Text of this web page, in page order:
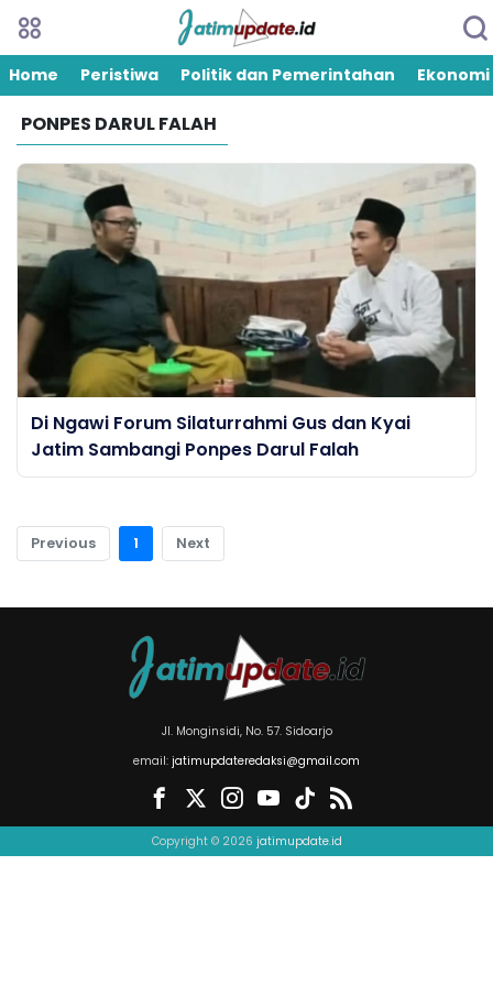
Home Peristiwa Politik dan Pemerintahan Ekonomi
PONPES DARUL FALAH
Di Ngawi Forum Silaturrahmi Gus dan Kyai
Jatim Sambangi Ponpes Darul Falah
Previous 1 Next
Jl. Monginsidi, No. 57. Sidoarjo
email: jatimupdateredaksi@gmail.com
Copyright © 2026 jatimupdate.id